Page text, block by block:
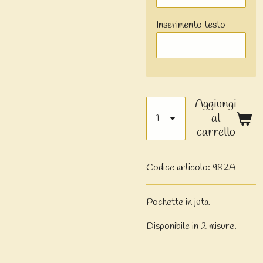
Inserimento testo
Aggiungi
al
carrello
Codice articolo: 982A
Pochette in juta.
Disponibile in 2 misure.